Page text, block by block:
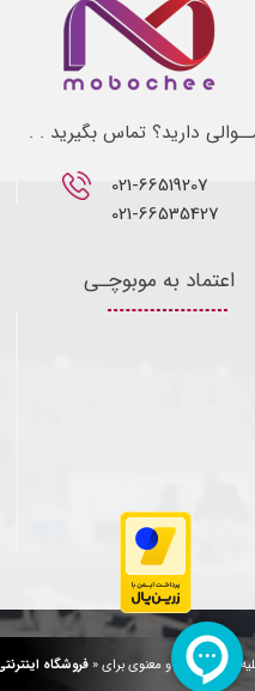
حقوق مادی و معنوی برای «فروشگاه
021-66519207​​​​​​​
021-66535427
دارید؟ تماس بگیرید . .
اعتماد به موبوچـی